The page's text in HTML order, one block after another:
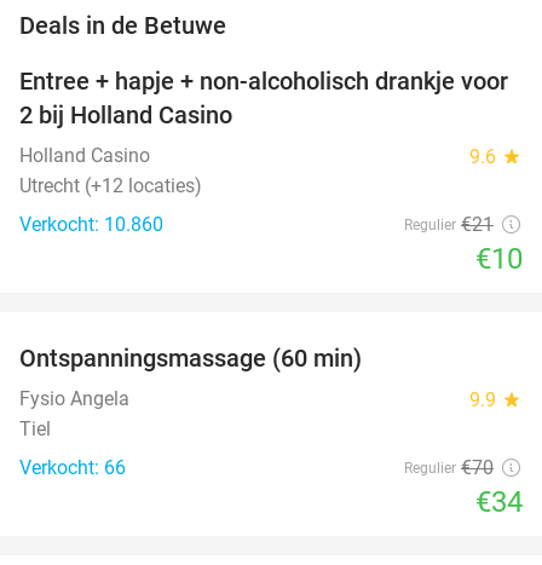
Deals in de Betuwe
52%
Entree + hapje + non-alcoholisch drankje voor
2 bij Holland Casino
Holland Casino 9.6 star
Utrecht (+12 locaties)
Verkocht: 10.860
Regulier €21
€10
Ontspanningsmassage (60 min)
Fysio Angela 9.9 star
Tiel
Verkocht: 66
Regulier €70
€34